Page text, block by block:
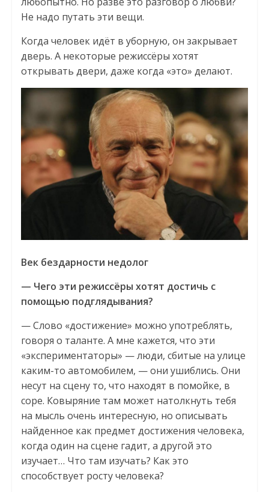
Не надо путать эти вещи.
Когда человек идёт в уборную, он закрывает
дверь. А некоторые режиссёры хотят
открывать двери, даже когда «это» д­елают.
Век бездарности недолог
— Чего эти режиссёры хотят достичь с
помощью подглядывания?
— Слово «достижение» можно употреблять,
говоря о таланте. А мне кажется, что эти
«экспериментаторы» — люди, сбитые на улице
каким-то автомобилем, — они ушиблись. Они
несут на сцену то, что находят в помойке, в
соре. Ковыряние там может натолкнуть тебя
на мысль очень интересную, но описывать
найденное как предмет достижения человека,
когда один на сцене гадит, а другой это
изучает… Что там изучать? Как это
способствует росту человека?